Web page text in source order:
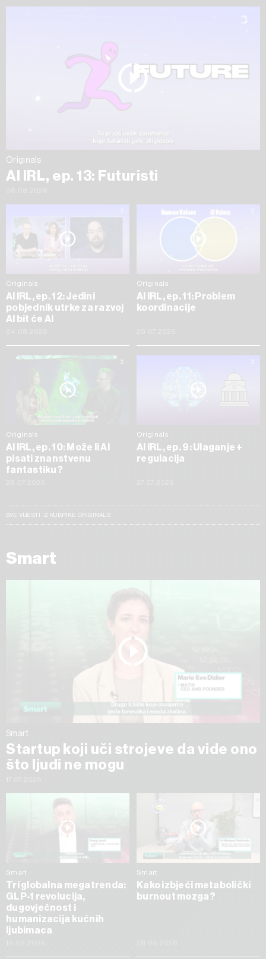
Originals
AI IRL, ep. 13: Futuristi
Originals
AI IRL, ep. 12: Jedini
pobjednik utrke za razvoj
AI bit će AI
Originals
AI IRL, ep. 11: Problem
koordinacije
Originals
AI IRL, ep. 10: Može li AI
pisati znanstvenu
fantastiku?
Originals
AI IRL, ep. 9: Ulaganje +
regulacija
SVE VIJESTI IZ RUBRIKE ORIGINALS
Smart
Smart
Startup koji uči strojeve da vide ono
što ljudi ne mogu
Smart
Tri globalna megatrenda:
GLP-1 revolucija,
dugovječnost i
humanizacija kućnih
ljubimaca
Smart
Kako izbjeći metabolički
burnout mozga?